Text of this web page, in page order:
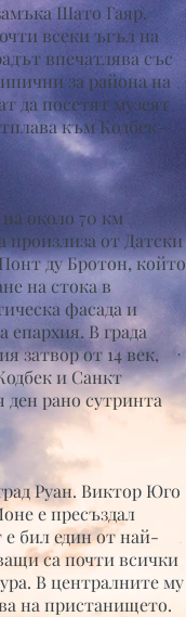
Шато Гаяр.
всеки ъгъл на
впечатлява със
за района на
да посетят музеят
към Кодбек-
около 70 км
произлиза от Датски
Понт ду Бротон, който
на стока в
фасада и
В града
затвор от 14 век,
и Санкт
рано сутринта
Руан. Виктор Юго
е пресъздал
е бил един от най-
са почти всички
В централните му
на пристанището.